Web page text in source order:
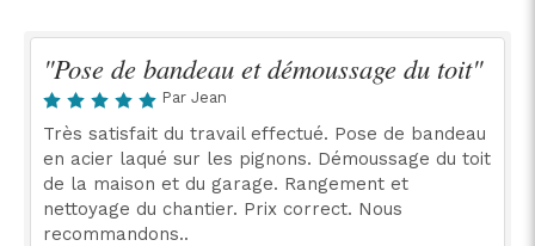
"Pose de bandeau et démoussage du toit"
Par Jean
Très satisfait du travail effectué. Pose de bandeau
en acier laqué sur les pignons. Démoussage du toit
de la maison et du garage. Rangement et
nettoyage du chantier. Prix correct. Nous
recommandons..